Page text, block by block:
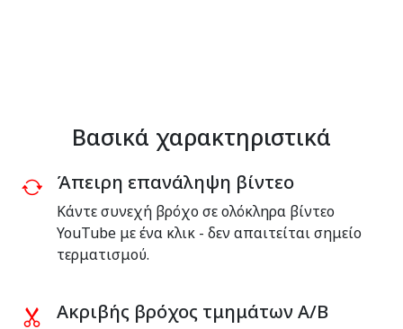
Βασικά χαρακτηριστικά
Άπειρη επανάληψη βίντεο
Κάντε συνεχή βρόχο σε ολόκληρα βίντεο
YouTube με ένα κλικ - δεν απαιτείται σημείο
τερματισμού.
Ακριβής βρόχος τμημάτων A/B